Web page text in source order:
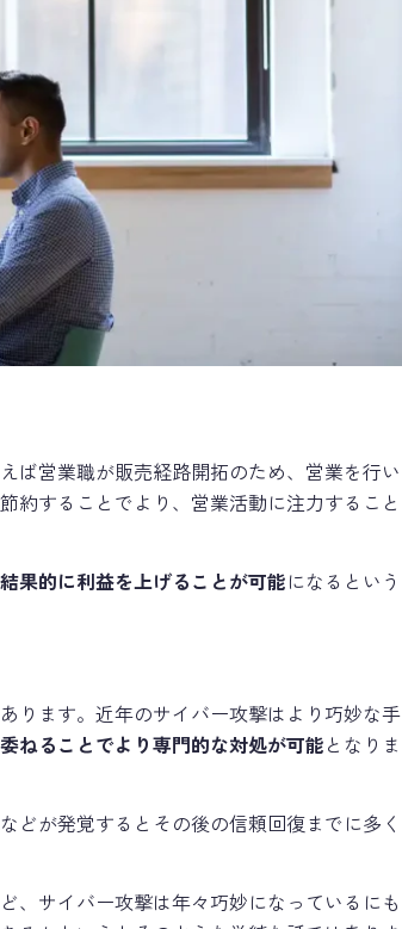
ば営業職が販売経路開拓のため、営業を行い
約することでより、営業活動に注力すること
結果的に利益を上げることが可能になるという
ります。近年のサイバー攻撃はより巧妙な手
ねることでより専門的な対処が可能となりま
どが発覚するとその後の信頼回復までに多く
、サイバー攻撃は年々巧妙になっているにも